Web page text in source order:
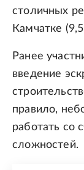
столичных
Камчатке
Ранее
введение
правило,
работать со
сложностей.